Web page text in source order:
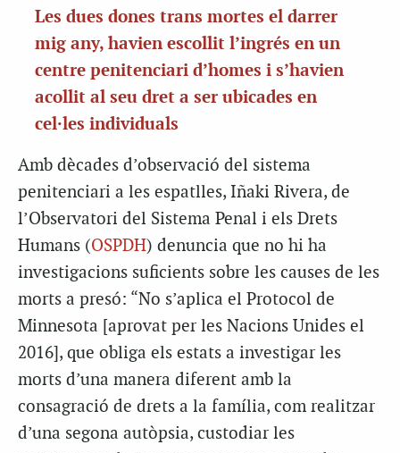
Les dues dones trans mortes el darrer
mig any, havien escollit l’ingrés en un
centre penitenciari d’homes i s’havien
acollit al seu dret a ser ubicades en
cel·les individuals
Amb dècades d’observació del sistema
penitenciari a les espatlles, Iñaki Rivera, de
l’Observatori del Sistema Penal i els Drets
Humans (OSPDH) denuncia que no hi ha
investigacions suficients sobre les causes de les
morts a presó: “No s’aplica el Protocol de
Minnesota [aprovat per les Nacions Unides el
2016], que obliga els estats a investigar les
morts d’una manera diferent amb la
consagració de drets a la família, com realitzar
d’una segona autòpsia, custodiar les